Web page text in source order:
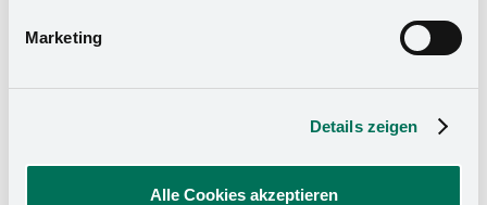
Marketing
Details zeigen
Alle Cookies akzeptieren